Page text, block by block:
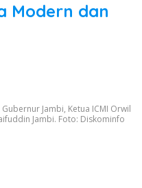
Modern dan
Jambi, Ketua ICMI Orwil
Jambi. Foto: Diskominfo